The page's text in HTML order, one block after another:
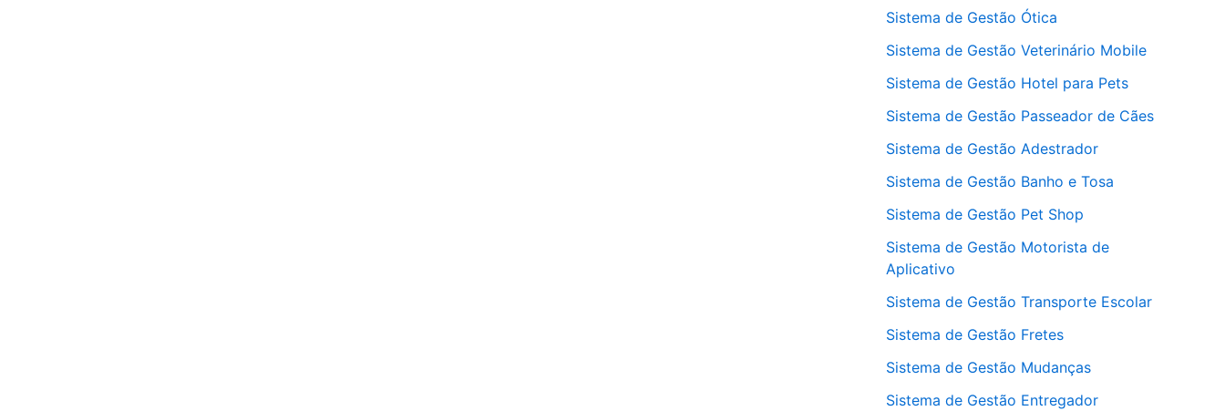
Sistema de Gestão Ótica
Sistema de Gestão Veterinário Mobile
Sistema de Gestão Hotel para Pets
Sistema de Gestão Passeador de Cães
Sistema de Gestão Adestrador
Sistema de Gestão Banho e Tosa
Sistema de Gestão Pet Shop
Sistema de Gestão Motorista de
Aplicativo
Sistema de Gestão Transporte Escolar
Sistema de Gestão Fretes
Sistema de Gestão Mudanças
Sistema de Gestão Entregador